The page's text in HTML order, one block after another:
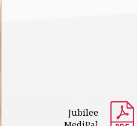
Jubilee